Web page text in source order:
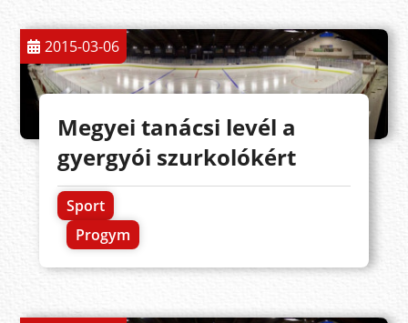
2015-03-06
Megyei tanácsi levél a
gyergyói szurkolókért
Sport
Progym